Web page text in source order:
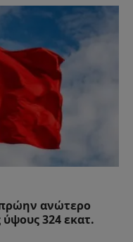
ανώτερο
324 εκατ.